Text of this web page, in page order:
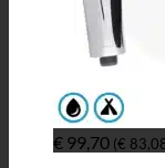
€ 99,70 (€